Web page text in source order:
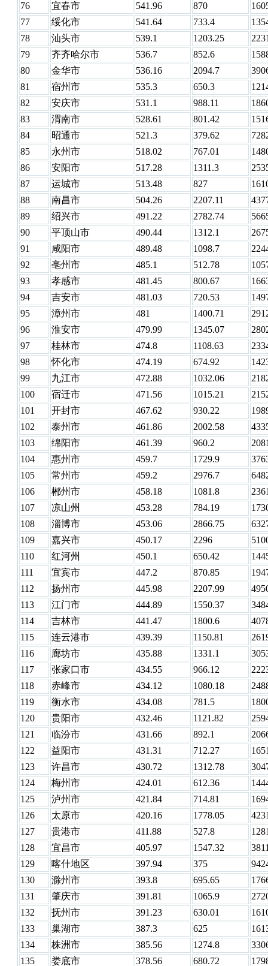
76
宜春市 541.96 870
77
绥化市 541.64 733.4
78
汕头市 539.1 1203.25
79
齐齐哈尔市 536.7 852.6
80
金华市 536.16 2094.7
81
宿州市 535.3 650.3
82
安庆市 531.1 988.11
83
渭南市 528.61 801.42
84
昭通市 521.3 379.62
85
永州市 518.02 767.01
86
安阳市 517.28 1311.3
87
运城市 513.48 827
88
南昌市 504.26 2207.11
89
绍兴市 491.22 2782.74
90
平顶山市 490.44 1312.1
91
咸阳市 489.48 1098.7
92
亳州市 485.1 512.78
93
孝感市 481.45 800.67
94
吉安市 481.03 720.53
95
漳州市 481 1400.71
96
淮安市 479.99 1345.07
97
桂林市 474.8 1108.63
98
怀化市 474.19 674.92
99
九江市 472.88 1032.06
100
宿迁市 471.56 1015.21
101
开封市 467.62 930.22
102
泰州市 461.86 2002.58
103
绵阳市 461.39 960.2
104
惠州市 459.7 1729.9
105
常州市 459.2 2976.7
106
郴州市 458.18 1081.8
107
凉山州 453.28 784.19
108
淄博市 453.06 2866.75
109
嘉兴市 450.17 2296
110
红河州 450.1 650.42
111
宜宾市 447.2 870.85
112
扬州市 445.98 2207.99
113
江门市 444.89 1550.37
114
吉林市 441.47 1800.6
115
连云港市 439.39 1150.81
116
廊坊市 435.88 1331.1
117
张家口市 434.55 966.12
118
赤峰市 434.12 1080.18
119
衡水市 434.08 781.5
120
贵阳市 432.46 1121.82
121
临汾市 431.66 892.1
122
益阳市 431.31 712.27
123
许昌市 430.72 1312.78
124
梅州市 424.01 612.36
125
泸州市 421.84 714.81
126
太原市 420.16 1778.05
127
贵港市 411.88 527.8
128
宜昌市 405.97 1547.32
129
喀什地区 397.94 375
130
滁州市 393.8 695.65
131
肇庆市 391.81 1065.9
132
抚州市 391.23 630.01
133
巢湖市 387.3 625
134
株洲市 385.56 1274.8
135
娄底市 378.56 680.72